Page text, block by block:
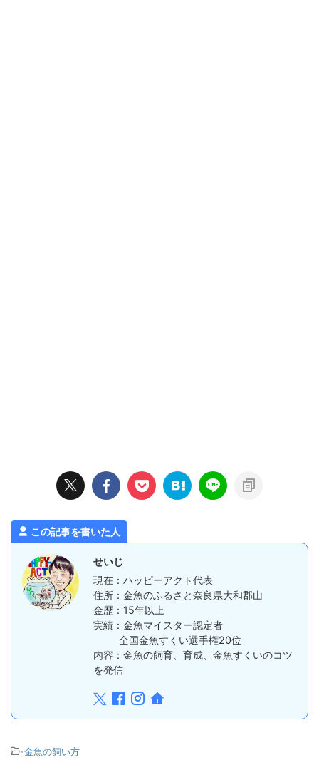
この記事を書いた人
せいじ
現在：ハッピーアクト代表
住所：金魚のふるさと奈良県大和郡山
金歴：15年以上
実績：金魚マイスター認定者
全国金魚すくい選手権20位
内容：金魚の飼育、育成、金魚すくいのコツ
を発信
-金魚の飼い方